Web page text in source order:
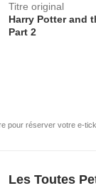
Titre original
Harry Potter and
Part 2
pour réserver votre e-
Les Toutes